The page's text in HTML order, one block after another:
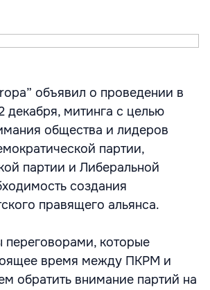
объявил о проведении в
декабря, митинга с целью
общества и лидеров
партии,
партии и Либеральной
создания
правящего альянса.
переговорами, которые
время между ПКРМ и
обратить внимание партий на